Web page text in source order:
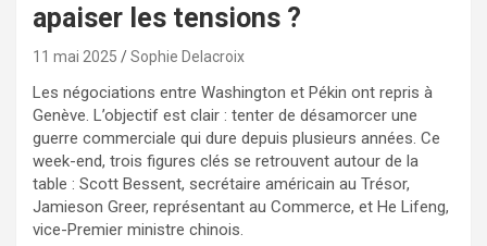
apaiser les tensions ?
11 mai 2025 Sophie Delacroix
Les négociations entre Washington et Pékin ont repris à
Genève. L’objectif est clair : tenter de désamorcer une
guerre commerciale qui dure depuis plusieurs années. Ce
week-end, trois figures clés se retrouvent autour de la
table : Scott Bessent, secrétaire américain au Trésor,
Jamieson Greer, représentant au Commerce, et He Lifeng,
vice-Premier ministre chinois.